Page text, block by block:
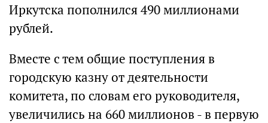
Иркутска пополнился 490 миллионами
рублей.
Вместе с тем общие поступления в
городскую казну от деятельности
комитета, по словам его руководителя,
увеличились на 660 миллионов - в первую